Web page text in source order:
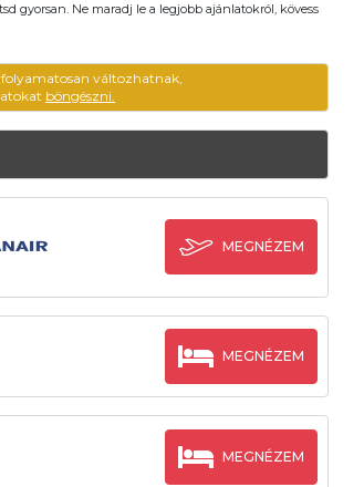
gyorsan. Ne maradj le a legjobb ajánlatokról, kövess
változhatnak,
böngészni.
MEGNÉZEM
MEGNÉZEM
MEGNÉZEM